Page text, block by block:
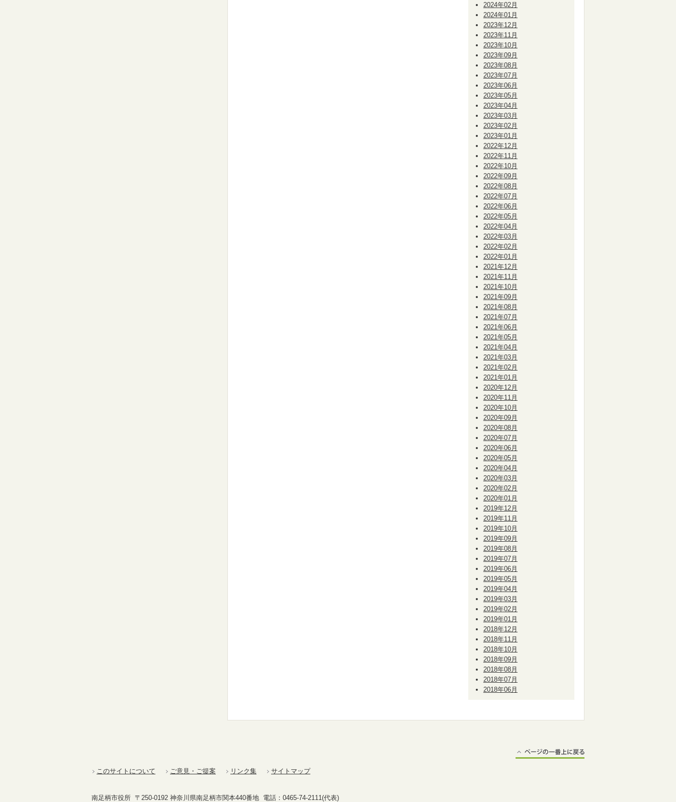
2024年02月
2024年01月
2023年12月
2023年11月
2023年10月
2023年09月
2023年08月
2023年07月
2023年06月
2023年05月
2023年04月
2023年03月
2023年02月
2023年01月
2022年12月
2022年11月
2022年10月
2022年09月
2022年08月
2022年07月
2022年06月
2022年05月
2022年04月
2022年03月
2022年02月
2022年01月
2021年12月
2021年11月
2021年10月
2021年09月
2021年08月
2021年07月
2021年06月
2021年05月
2021年04月
2021年03月
2021年02月
2021年01月
2020年12月
2020年11月
2020年10月
2020年09月
2020年08月
2020年07月
2020年06月
2020年05月
2020年04月
2020年03月
2020年02月
2020年01月
2019年12月
2019年11月
2019年10月
2019年09月
2019年08月
2019年07月
2019年06月
2019年05月
2019年04月
2019年03月
2019年02月
2019年01月
2018年12月
2018年11月
2018年10月
2018年09月
2018年08月
2018年07月
2018年06月
このサイトについて ご意見・ご提案 リンク集 サイトマップ
南足柄市役所 〒250-0192 神奈川県南足柄市関本440番地 電話：0465-74-2111(代表)